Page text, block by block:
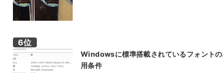
Windowsに標準搭載されているフォント
用条件